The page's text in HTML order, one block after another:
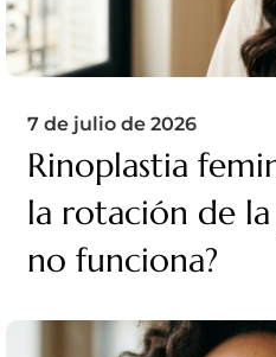
7 de julio de 2026
Rinoplastia
la rotación de
no funciona?